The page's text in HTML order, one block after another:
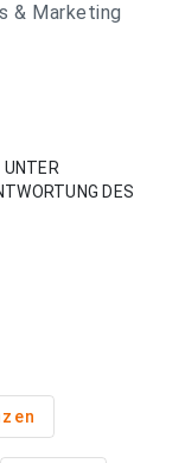
& Marketing
UNTER
DES